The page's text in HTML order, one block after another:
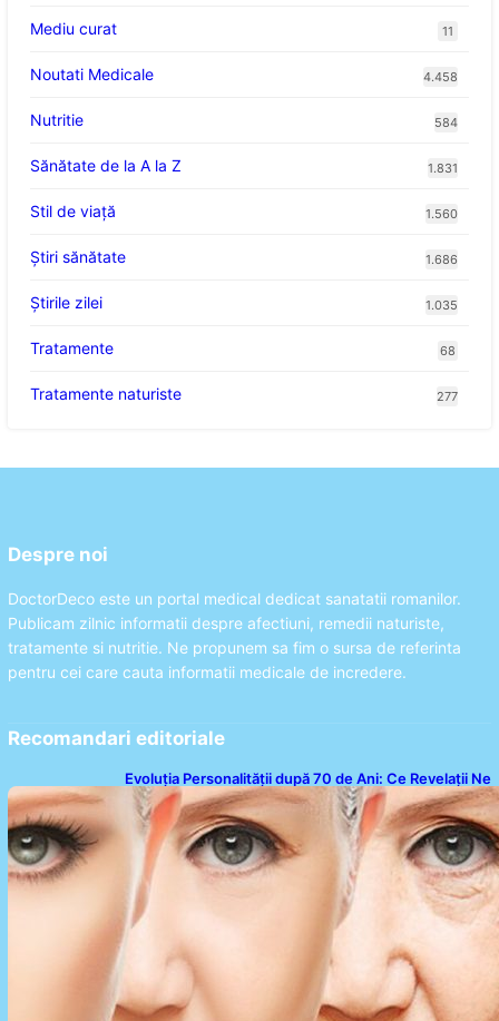
Mediu curat 11
Noutati Medicale 4.458
Nutritie 584
Sănătate de la A la Z 1.831
Stil de viaţă 1.560
Ştiri sănătate 1.686
Știrile zilei 1.035
Tratamente 68
Tratamente naturiste 277
Despre noi
DoctorDeco este un portal medical dedicat sanatatii romanilor.
Publicam zilnic informatii despre afectiuni, remedii naturiste,
tratamente si nutritie. Ne propunem sa fim o sursa de referinta
pentru cei care cauta informatii medicale de incredere.
Recomandari editoriale
Evoluția Personalității după 70 de Ani: Ce Revelații Ne
Oferă Studiile Psihologice